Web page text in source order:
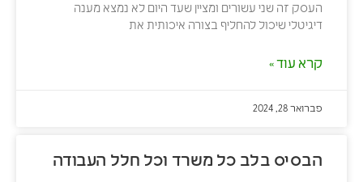
העסק זה שני עשורים ומציין שעד היום לא נמצא מענה
דיגיטלי שיכול להחליף בצורה איכותית את
קרא עוד »
פברואר 28, 2024
הבסיס בלב כל משרד וכל חלל העבודה